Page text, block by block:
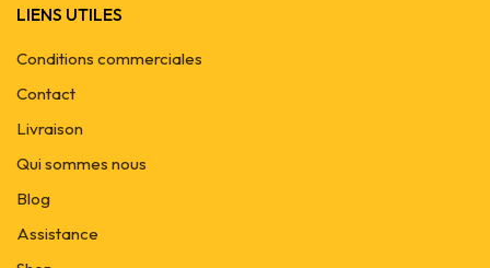
LIENS UTILES
Conditions commerciales
Contact
Livraison
Qui sommes nous
Blog
Assistance